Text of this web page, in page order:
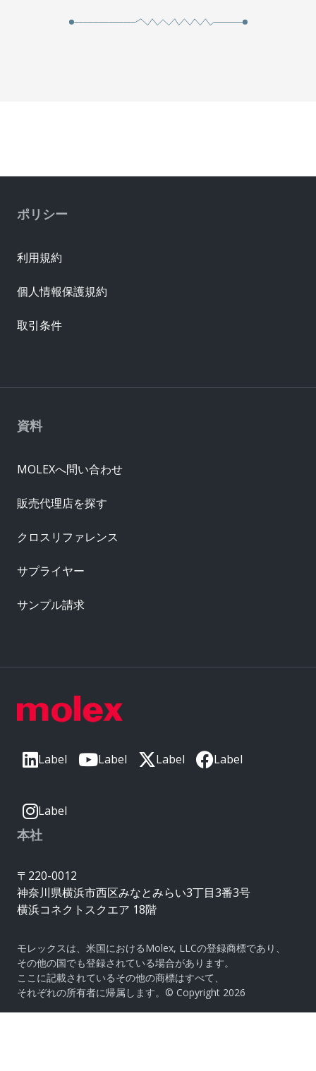
Label Label Label Label
Label
本社
〒220-0012
神奈川県横浜市西区みなとみらい3丁目3番3号
横浜コネクトスクエア 18階
モレックスは、米国におけるMolex, LLCの登録商標であり、
その他の国でも登録されている場合があります。
ここに記載されているその他の商標はすべて、
それぞれの所有者に帰属します。© Copyright 2026
資料
MOLEXへ問い合わせ
販売代理店を探す
クロスリファレンス
サプライヤー
サンプル請求
ポリシー
利用規約
個人情報保護規約
取引条件